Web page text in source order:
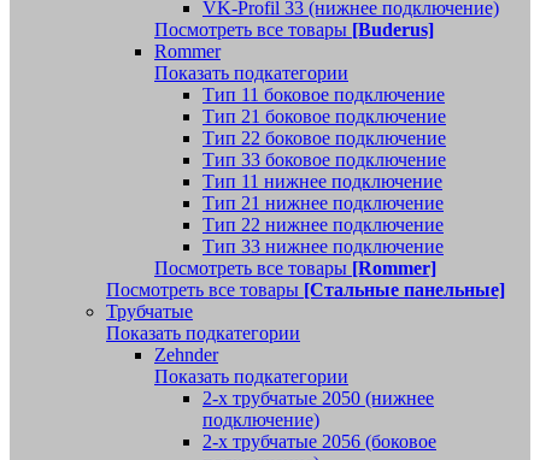
VK-Profil 33 (нижнее подключение)
Посмотреть все товары [Buderus]
Rommer
Показать подкатегории
Тип 11 боковое подключение
Тип 21 боковое подключение
Тип 22 боковое подключение
Тип 33 боковое подключение
Тип 11 нижнее подключение
Тип 21 нижнее подключение
Тип 22 нижнее подключение
Тип 33 нижнее подключение
Посмотреть все товары [Rommer]
Посмотреть все товары [Стальные панельные]
Трубчатые
Показать подкатегории
Zehnder
Показать подкатегории
2-х трубчатые 2050 (нижнее
подключение)
2-х трубчатые 2056 (боковое